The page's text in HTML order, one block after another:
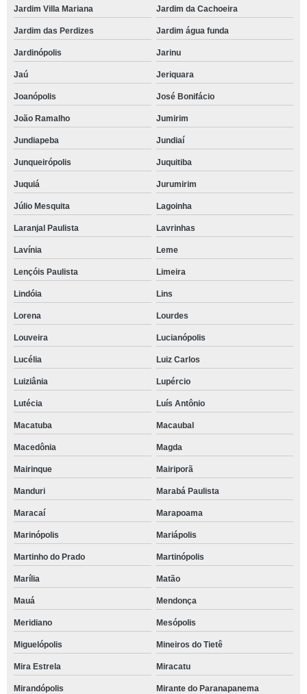
Jardim Villa Mariana Jardim da Cachoeira
Jardim das Perdizes Jardim água funda
Jardinópolis Jarinu
Jaú Jeriquara
Joanópolis José Bonifácio
João Ramalho Jumirim
Jundiapeba Jundiaí
Junqueirópolis Juquitiba
Juquiá Jurumirim
Júlio Mesquita Lagoinha
Laranjal Paulista Lavrinhas
Lavínia Leme
Lençóis Paulista Limeira
Lindóia Lins
Lorena Lourdes
Louveira Lucianópolis
Lucélia Luiz Carlos
Luiziânia Lupércio
Lutécia Luís Antônio
Macatuba Macaubal
Macedônia Magda
Mairinque Mairiporã
Manduri Marabá Paulista
Maracaí Marapoama
Marinópolis Mariápolis
Martinho do Prado Martinópolis
Marília Matão
Mauá Mendonça
Meridiano Mesópolis
Miguelópolis Mineiros do Tietê
Mira Estrela Miracatu
Mirandópolis Mirante do Paranapanema